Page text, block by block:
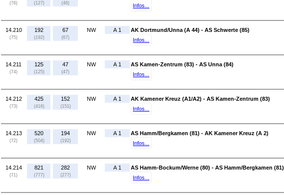
(76) (127) (48)
Infos...
14.210
(75)
192
(192)
67
(67)
NW A 1
AK Dortmund/Unna (A 44) - AS Schwerte (85)
Infos...
14.211
(74)
125
(125)
47
(47)
NW A 1
AS Kamen-Zentrum (83) - AS Unna (84)
Infos...
14.212
(73)
425
(416)
152
(151)
NW A 1
AK Kamener Kreuz (A1/A2) - AS Kamen-Zentrum (83)
Infos...
14.213
(72)
520
(504)
194
(192)
NW A 1
AS Hamm/Bergkamen (81) - AK Kamener Kreuz (A 2)
Infos...
14.214
(71)
821
(777)
282
(277)
NW A 1
AS Hamm-Bockum/Werne (80) - AS Hamm/Bergkamen (81)
Infos...